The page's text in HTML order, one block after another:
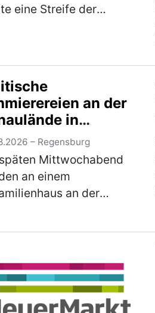
eine Streife der
21-jährige Itali…
an der
in
– Zeugen
– Regensburg
Mittwochabend
an einem
an der
konnte
ermittelt werden, eine
Per…(mehr)